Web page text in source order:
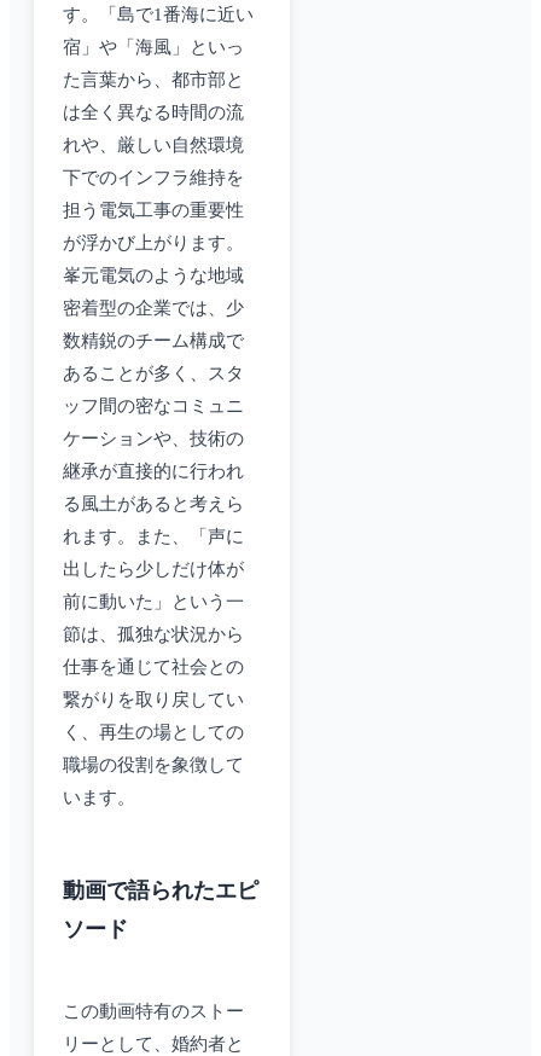
す。「島で1番海に近い
宿」や「海風」といっ
た言葉から、都市部と
は全く異なる時間の流
れや、厳しい自然環境
下でのインフラ維持を
担う電気工事の重要性
が浮かび上がります。
峯元電気のような地域
密着型の企業では、少
数精鋭のチーム構成で
あることが多く、スタ
ッフ間の密なコミュニ
ケーションや、技術の
継承が直接的に行われ
る風土があると考えら
れます。また、「声に
出したら少しだけ体が
前に動いた」という一
節は、孤独な状況から
仕事を通じて社会との
繋がりを取り戻してい
く、再生の場としての
職場の役割を象徴して
います。
動画で語られたエピ
ソード
この動画特有のストー
リーとして、婚約者と